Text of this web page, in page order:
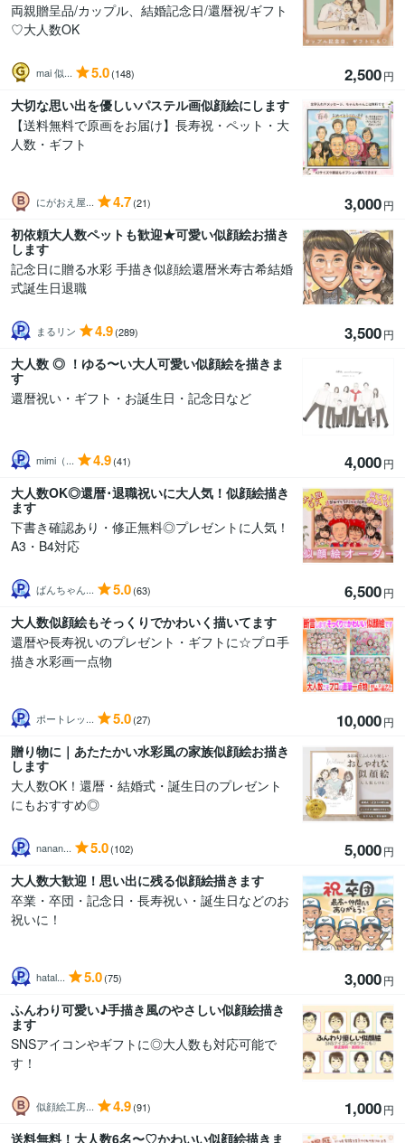
両親贈呈品/カップル、結婚記念日/還暦祝/ギフト
♡大人数OK
mai 似... 5.0(148) 2,500円
大切な思い出を優しいパステル画似顔絵にします
【送料無料で原画をお届け】長寿祝・ペット・大
人数・ギフト
にがおえ屋... 4.7(21) 3,000円
初依頼大人数ペットも歓迎★可愛い似顔絵お描き
します
記念日に贈る水彩 手描き似顔絵還暦米寿古希結婚
式誕生日退職
まるリン 4.9(289) 3,500円
大人数 ◎ ！ゆる〜い大人可愛い似顔絵を描きま
す
還暦祝い・ギフト・お誕生日・記念日など
mimi（... 4.9(41) 4,000円
大人数OK◎還暦･退職祝いに大人気！似顔絵描き
ます
下書き確認あり・修正無料◎プレゼントに人気！
A3・B4対応
ばんちゃん... 5.0(63) 6,500円
大人数似顔絵もそっくりでかわいく描いてます
還暦や長寿祝いのプレゼント・ギフトに☆プロ手
描き水彩画一点物
ポートレッ... 5.0(27) 10,000円
贈り物に｜あたたかい水彩風の家族似顔絵お描き
します
大人数OK！還暦・結婚式・誕生日のプレゼント
にもおすすめ◎
nanan... 5.0(102) 5,000円
大人数大歓迎！思い出に残る似顔絵描きます
卒業・卒団・記念日・長寿祝い・誕生日などのお
祝いに！
hatal... 5.0(75) 3,000円
ふんわり可愛い♪手描き風のやさしい似顔絵描き
ます
SNSアイコンやギフトに◎大人数も対応可能で
す！
似顔絵工房... 4.9(91) 1,000円
送料無料！大人数6名〜♡かわいい似顔絵描きま